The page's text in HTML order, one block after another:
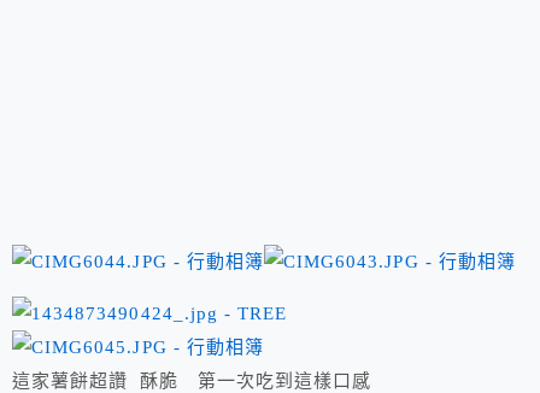
這家薯餅超讚 酥脆 第一次吃到這樣口感